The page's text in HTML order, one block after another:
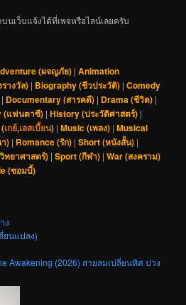
เว็บแจ้งได้ที่เพจหรือไลน์เลยครับ
(ผจญภัย) |Animation
างวัล) | Biography (ชีวประวัติ) |Comedy
| Documentary (สารคดี) | Drama (ชีวิต) |
(แฟนตาซี) |History (ประวัติศาสตร์) |
เกย์,เลสเบี้ยน) |Music (เพลง) |Musical
) | Romance (รัก) |Short (หนังสั้น) |
ทยาศาสตร์) |Sport (กีฬา) |War (สงคราม)
(ซอมบี้)
ง
ยนแปลง)
Awakening (2026) สายลมเปลี่ยนทิศ ปวง